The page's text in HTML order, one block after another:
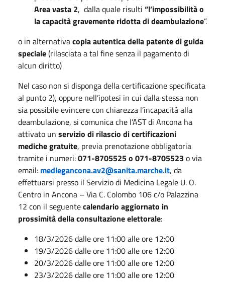
Area vasta 2, dalla quale risulti “l’impossibilità o
la capacità gravemente ridotta di deambulazione”.
o in alternativacopia autentica della patente di guida
speciale(rilasciata a tal fine senza il pagamento di
alcun diritto)
Nel caso non si disponga della certificazione specificata
al punto 2), oppure nell’ipotesi in cui dalla stessa non
sia possibile evincere con chiarezza l’incapacità alla
deambulazione, si comunica che l’AST di Ancona ha
attivato un servizio di rilascio di certificazioni
mediche gratuite, previa prenotazione obbligatoria
tramite i numeri:071-8705525 o 071-8705523 o via
email: medlegancona.av2@sanita.marche.it, da
effettuarsi presso il Servizio di Medicina Legale U. O.
Centro in Ancona – Via C. Colombo 106 c/o Palazzina
12 con il seguentecalendario aggiornato in
prossimità della consultazione elettorale:
18/3/2026 dalle ore 11:00 alle ore 12:00
19/3/2026 dalle ore 11:00 alle ore 12:00
20/3/2026 dalle ore 11:00 alle ore 12:00
23/3/2026 dalle ore 11:00 alle ore 12:00